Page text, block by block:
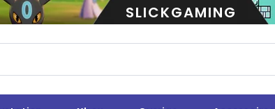
SLICKGAMING